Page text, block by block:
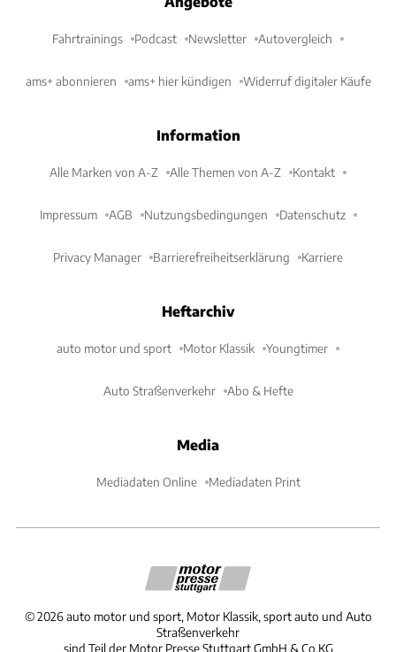
Fahrtrainings Podcast Newsletter Autovergleich
ams+ abonnieren ams+ hier kündigen Widerruf digitaler Käufe
Information
Alle Marken von A-Z Alle Themen von A-Z Kontakt
Impressum AGB Nutzungsbedingungen Datenschutz
Privacy Manager Barrierefreiheitserklärung Karriere
Heftarchiv
auto motor und sport Motor Klassik Youngtimer
Auto Straßenverkehr Abo & Hefte
Media
Mediadaten Online Mediadaten Print
©2026 auto motor und sport, Motor Klassik, sport auto und Auto
Straßenverkehr
sind Teil der Motor Presse Stuttgart GmbH & Co.KG